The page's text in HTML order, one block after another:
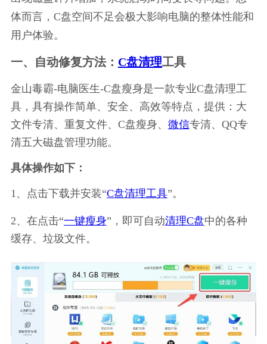
体而言，C盘空间不足会极大影响电脑的整体性能和
用户体验。
一、自动修复方法： C盘清理工具
金山毒霸-电脑医生-C盘瘦身是一款专业C盘清理工
具，具有操作简单、安全、高效等特点，提供：大
文件专清、重复文件、C盘瘦身、 微信专清、QQ专
清五大磁盘管理功能。
具体操作如下：
1、点击下载并安装“C盘清理工具”。
2、在点击“一键瘦身”，即可自动清理C盘中的各种
缓存、垃圾文件。